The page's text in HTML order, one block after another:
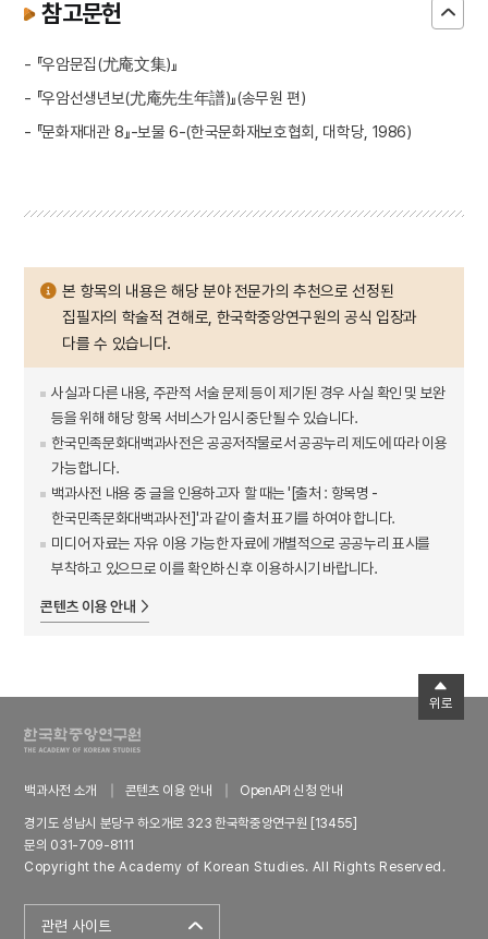
참고문헌
- 『우암문집(尤庵文集)』
- 『우암선생년보(尤庵先生年譜)』(송무원 편)
- 『문화재대관 8』-보물 6-(한국문화재보호협회, 대학당, 1986)
본 항목의 내용은 해당 분야 전문가의 추천으로 선정된
집필자의 학술적 견해로, 한국학중앙연구원의 공식 입장과
다를 수 있습니다.
사실과 다른 내용, 주관적 서술 문제 등이 제기된 경우 사실 확인 및 보완
등을 위해 해당 항목 서비스가 임시 중단될 수 있습니다.
한국민족문화대백과사전은 공공저작물로서 공공누리 제도에 따라 이용
가능합니다.
백과사전 내용 중 글을 인용하고자 할 때는 '[출처 : 항목명 -
한국민족문화대백과사전]'과 같이 출처 표기를 하여야 합니다.
미디어 자료는 자유 이용 가능한 자료에 개별적으로 공공누리 표시를
부착하고 있으므로 이를 확인하신 후 이용하시기 바랍니다.
콘텐츠 이용 안내
백과사전 소개 콘텐츠 이용 안내
OpenAPI 신청 안내
경기도 성남시 분당구 하오개로 323 한국학중앙연구원 [13455]
문의 031-709-8111
Copyright the Academy of Korean Studies. All Rights Reserved.
관련 사이트
위로